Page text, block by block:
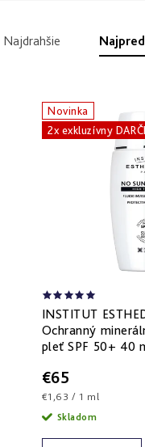
Najdrahšie
Novinka
2x exkluzívny
INSTITUT
Ochranný
pleť SPF 50+ 40
€65
Jednotková
cena:
€1,63 / 1 ml
Skladom